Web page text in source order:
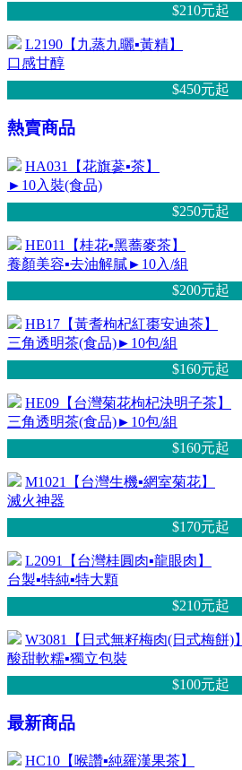
$210元起
L2190【九蒸九曬▪黃精】
口感甘醇
$450元起
熱賣商品
HA031【花旗蔘▪茶】
►10入裝(食品)
$250元起
HE011【桂花▪黑蕎麥茶】
養顏美容▪去油解膩►10入/組
$200元起
HB17【黃耆枸杞紅棗安迪茶】
三角透明茶(食品)►10包/組
$160元起
HE09【台灣菊花枸杞決明子茶】
三角透明茶(食品)►10包/組
$160元起
M1021【台灣生機▪網室菊花】
滅火神器
$170元起
L2091【台灣桂圓肉▪龍眼肉】
台製▪特純▪特大顆
$210元起
W3081【日式無籽梅肉(日式梅餅)】
酸甜軟糯▪獨立包裝
$100元起
最新商品
HC10【喉讚▪純羅漢果茶】